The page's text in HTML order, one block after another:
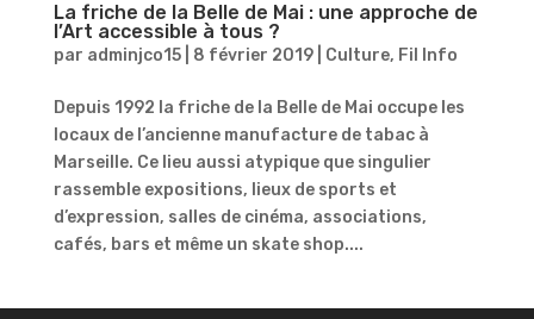
La friche de la Belle de Mai : une approche de
l’Art accessible à tous ?
par adminjco15| 8 février 2019| Culture, Fil Info
Depuis 1992 la friche de la Belle de Mai occupe les
locaux de l’ancienne manufacture de tabac à
Marseille. Ce lieu aussi atypique que singulier
rassemble expositions, lieux de sports et
d’expression, salles de cinéma, associations,
cafés, bars et même un skate shop....